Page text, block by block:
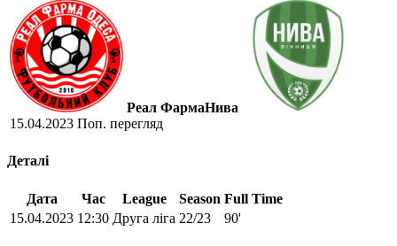
Реал ФармаНива
15.04.2023 Поп. перегляд
Деталі
Дата Час League Season Full Time
15.04.2023 12:30 Друга ліга 22/23 90'